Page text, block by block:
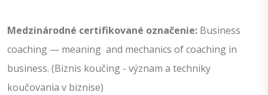
Medzinárodné certifikované označenie: Business
coaching — meaning and mechanics of coaching in
business. (Biznis koučing - význam a techniky
koučovania v biznise)